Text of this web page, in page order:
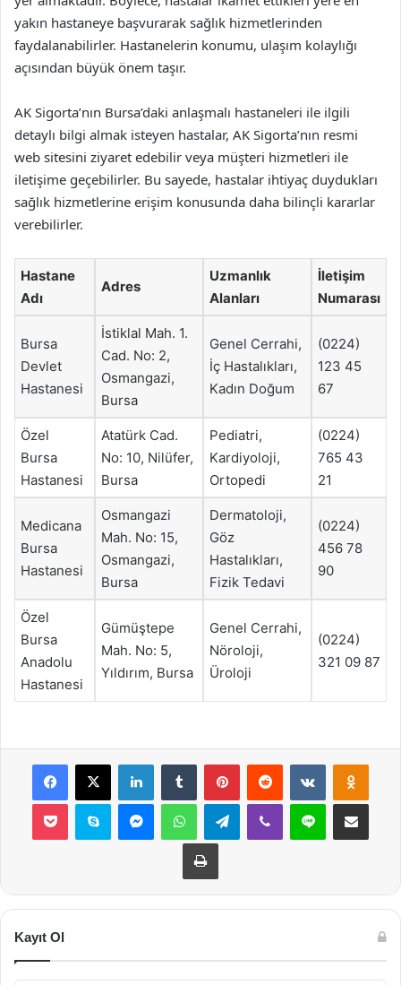
yakın hastaneye başvurarak sağlık hizmetlerinden
faydalanabilirler. Hastanelerin konumu, ulaşım kolaylığı
açısından büyük önem taşır.
AK Sigorta’nın Bursa’daki anlaşmalı hastaneleri ile ilgili
detaylı bilgi almak isteyen hastalar, AK Sigorta’nın resmi
web sitesini ziyaret edebilir veya müşteri hizmetleri ile
iletişime geçebilirler. Bu sayede, hastalar ihtiyaç duydukları
sağlık hizmetlerine erişim konusunda daha bilinçli kararlar
verebilirler.
Hastane
Adı
Adres
Uzmanlık
Alanları
İletişim
Numarası
Bursa
Devlet
Hastanesi
İstiklal Mah. 1.
Cad. No: 2,
Osmangazi,
Bursa
Genel Cerrahi,
İç Hastalıkları,
Kadın Doğum
(0224)
123 45
67
Özel
Bursa
Hastanesi
Atatürk Cad.
No: 10, Nilüfer,
Bursa
Pediatri,
Kardiyoloji,
Ortopedi
(0224)
765 43
21
Medicana
Bursa
Hastanesi
Osmangazi
Mah. No: 15,
Osmangazi,
Bursa
Dermatoloji,
Göz
Hastalıkları,
Fizik Tedavi
(0224)
456 78
90
Özel
Bursa
Anadolu
Hastanesi
Gümüştepe
Mah. No: 5,
Yıldırım, Bursa
Genel Cerrahi,
Nöroloji,
Üroloji
(0224)
321 09 87
Facebook
X LinkedInTumblr PinterestReddit VKontakte
Pocket Skype MessengerWhatsAppTelegramViber Line E-Posta ile
Yazdır
Kayıt Ol